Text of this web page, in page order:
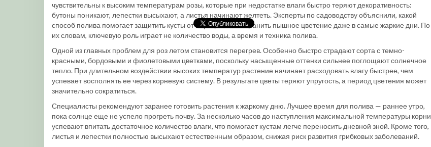
чувствительны к высоким температурам розы, которые при недостатке влаги быстро теряют декоративность:
бутоны поникают, лепестки высыхают, а листья начинают желтеть. Эксперты по садоводству объяснили, какой
способ полива помогает защитить кусты от перегрева и сохранить пышное цветение даже в самые жаркие дни. По
их словам, ключевую роль играет не количество воды, а время и техника полива.
Одной из главных проблем для роз летом становится перегрев. Особенно быстро страдают сорта с темно-
красными, бордовыми и фиолетовыми цветками, поскольку насыщенные оттенки сильнее поглощают солнечное
тепло. При длительном воздействии высоких температур растение начинает расходовать влагу быстрее, чем
успевает восполнять ее через корневую систему. В результате цветы теряют упругость, а период цветения может
значительно сократиться.
Специалисты рекомендуют заранее готовить растения к жаркому дню. Лучшее время для полива — раннее утро,
пока солнце еще не успело прогреть почву. За несколько часов до наступления максимальной температуры корни
успевают впитать достаточное количество влаги, что помогает кустам легче переносить дневной зной. Кроме того,
листья и лепестки полностью высыхают естественным образом, снижая риск развития грибковых заболеваний.